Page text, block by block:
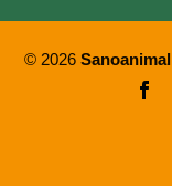
© 2026